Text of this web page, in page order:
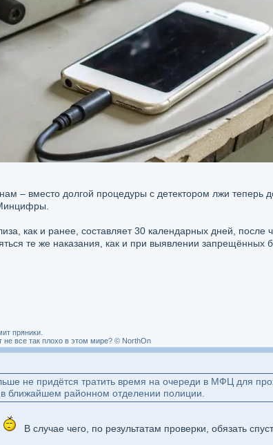
– вместо долгой процедуры с детектором лжи теперь
как и ранее, составляет 30 календарных дней,
те же наказания, как и при выявлении
пряники.
все так плохо в этом мире? © NorthOn
не придётся тратить время на очереди в МФЦ для
ближайшем районном отделении полиции.
В случае чего, по результатам проверки, обязать